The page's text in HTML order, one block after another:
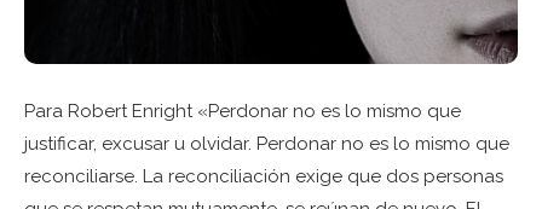
Para Robert Enright «Perdonar no es lo mismo que
justificar, excusar u olvidar. Perdonar no es lo mismo que
reconciliarse. La reconciliación exige que dos personas